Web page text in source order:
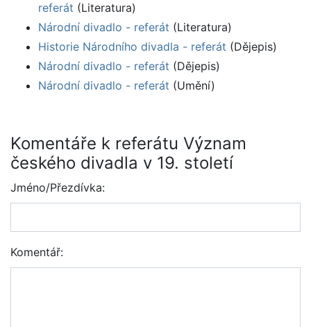
referát (Literatura)
Národní divadlo - referát (Literatura)
Historie Národního divadla - referát (Dějepis)
Národní divadlo - referát (Dějepis)
Národní divadlo - referát (Umění)
Komentáře k referátu Význam
českého divadla v 19. století
Jméno/Přezdívka:
Komentář: